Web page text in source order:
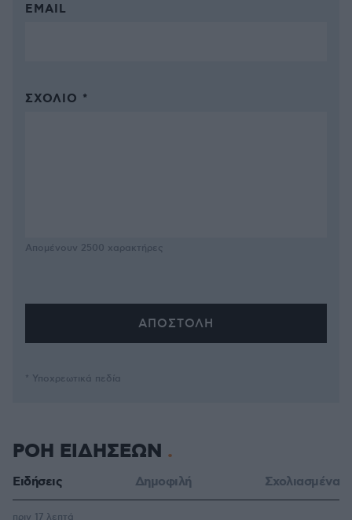
EMAIL
ΣΧΌΛΙΟ *
Απομένουν 2500 χαρακτήρες
* Υποχρεωτικά πεδία
ΡΟΗ ΕΙΔΗΣΕΩΝ
Ειδήσεις Δημοφιλή Σχολιασμένα
πριν 17 λεπτά